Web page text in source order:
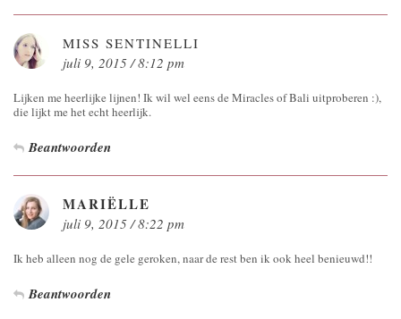
MISS SENTINELLI
juli 9, 2015 / 8:12 pm
Lijken me heerlijke lijnen! Ik wil wel eens de Miracles of Bali uitproberen :),
die lijkt me het echt heerlijk.
Beantwoorden
MARIËLLE
juli 9, 2015 / 8:22 pm
Ik heb alleen nog de gele geroken, naar de rest ben ik ook heel benieuwd!!
Beantwoorden